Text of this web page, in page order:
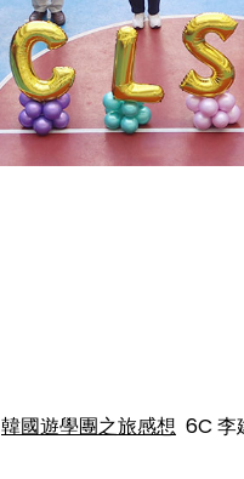
韓國遊學團之旅感想 6C 李